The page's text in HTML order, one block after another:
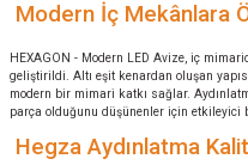
Modern İç Mekânlara
HEXAGON - Modern LED Avize, iç
geliştirildi. Altı eşit kenardan oluşan
modern bir mimari katkı sağlar.
parça olduğunu düşünenler için etkileyici
Hegza Aydınlatma